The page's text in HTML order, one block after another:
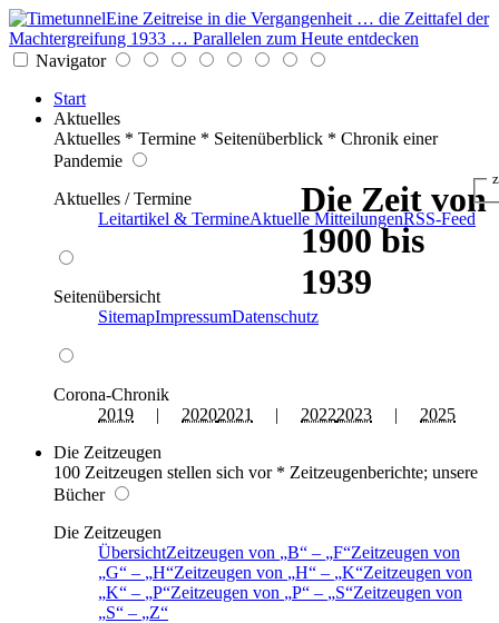
Eine Zeitreise in die Vergangenheit … die Zeittafel der
Machtergreifung 1933 … Parallelen zum Heute entdecken
Navigator
Start
Aktuelles
Aktuelles * Termine * Seitenüberblick * Chronik einer
Pandemie
Aktuelles / Termine
Leitartikel & TermineAktuelle MitteilungenRSS-Feed
Seitenübersicht
SitemapImpressumDatenschutz
Corona-Chronik
2019 | 20202021 | 20222023 | 2025
Die Zeitzeugen
100 Zeitzeugen stellen sich vor * Zeitzeugenberichte; unsere
Bücher
Die Zeitzeugen
ÜbersichtZeitzeugen von B – F Zeitzeugen von
G
– H Zeitzeugen von H – K Zeitzeugen von
K
– P Zeitzeugen von P – S Zeitzeugen von
S
–
Z
Die Zeit von
1900 bis
1939